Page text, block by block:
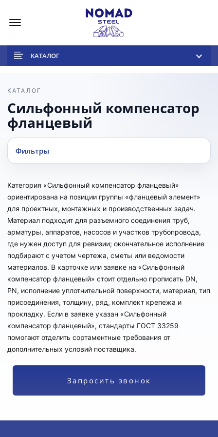
КАТАЛОГ
КАТАЛОГ
Сильфонный компенсатор
фланцевый
Фильтры
Категория «Сильфонный компенсатор фланцевый»
ориентирована на позиции группы «фланцевый элемент»
для проектных, монтажных и производственных задач.
Материал подходит для разъемного соединения труб,
арматуры, аппаратов, насосов и участков трубопровода,
где нужен доступ для ревизии; окончательное исполнение
подбирают с учетом чертежа, сметы или ведомости
материалов. В карточке или заявке на «Сильфонный
компенсатор фланцевый» стоит отдельно прописать DN,
PN, исполнение уплотнительной поверхности, материал, тип
присоединения, толщину, ряд, комплект крепежа и
прокладку. Если в заявке указан «Сильфонный
компенсатор фланцевый», стандарты ГОСТ 33259
помогают отделить сортаментные требования от
дополнительных условий поставщика.
Запросить звонок